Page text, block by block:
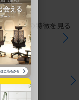
シリーズの特徴を見る